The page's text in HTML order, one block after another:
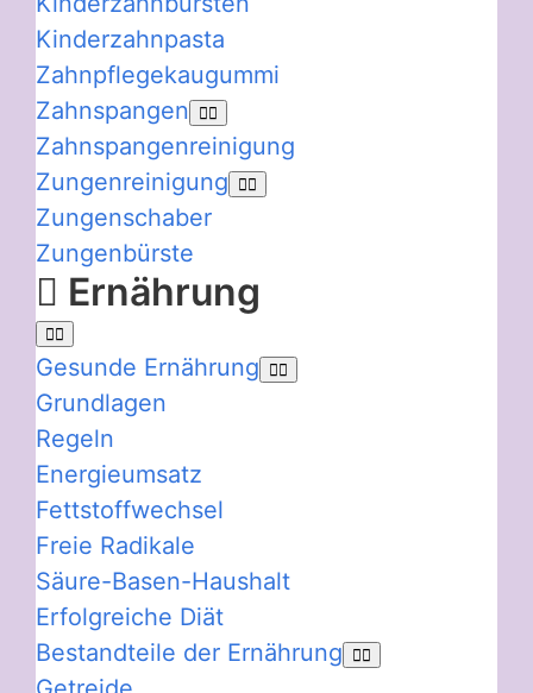
Kinderzahnpasta
Zahnpflegekaugummi
Zahnspangen
Zahnspangenreinigung
Zungenreinigung
Zungenschaber
Zungenbürste
Ernährung
Gesunde Ernährung
Grundlagen
Regeln
Energieumsatz
Fettstoffwechsel
Freie Radikale
Säure-Basen-Haushalt
Erfolgreiche Diät
Bestandteile der Ernährung